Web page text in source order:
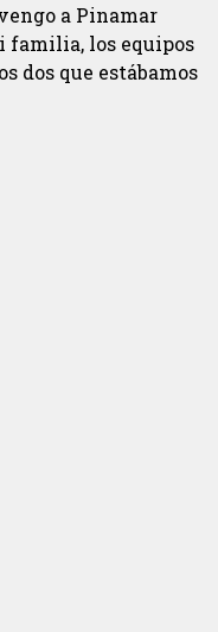
a Pinamar
familia, los equipos
dos que estábamos